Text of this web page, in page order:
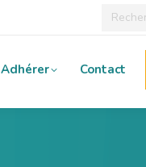
Recherche
Adhérer Contact